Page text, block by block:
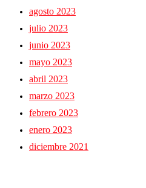
agosto 2023
julio 2023
junio 2023
mayo 2023
abril 2023
marzo 2023
febrero 2023
enero 2023
diciembre 2021